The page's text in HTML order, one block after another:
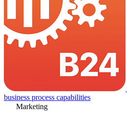
business process capabilities
Marketing